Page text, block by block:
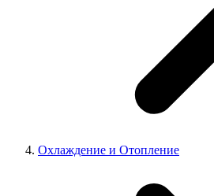
Охлаждение и Отопление